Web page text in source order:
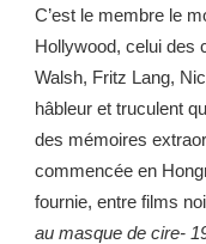
C’est le membre le
Hollywood, celui des
Walsh, Fritz Lang,
hâbleur et truculent
des mémoires
commencée en
fournie, entre films
au masque de cire-